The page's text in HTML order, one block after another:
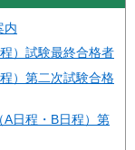
内
）試験最終合格者
）第二次試験合格
日程・B日程）第